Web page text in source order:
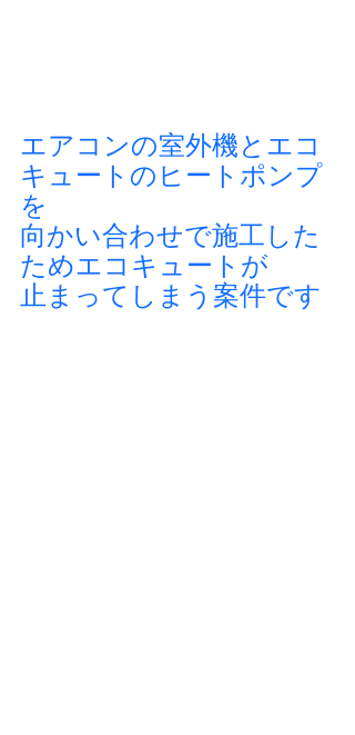
エアコンの室外機とエコ
キュートのヒートポンプ
を
向かい合わせで施工した
ためエコキュートが
止まってしまう案件です